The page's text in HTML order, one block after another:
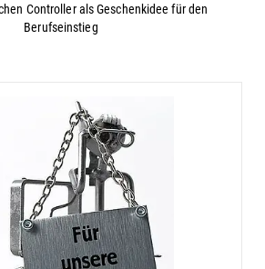
Controller als Geschenkidee für den
Berufseinstieg